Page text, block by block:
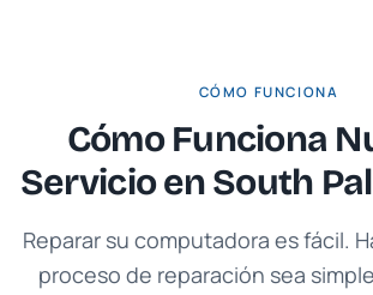
CÓMO FUNCIONA
Cómo Funciona
Servicio enSouth
Reparar su computadora es fácil.
proceso de reparación sea